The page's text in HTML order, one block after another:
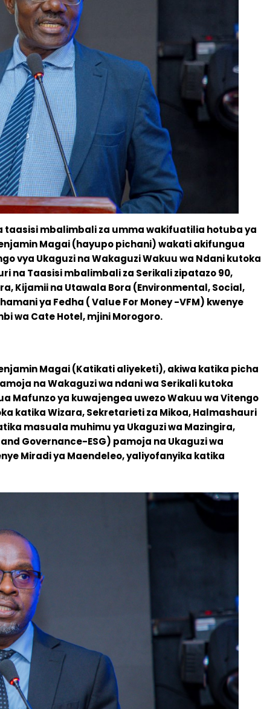
taasisi mbalimbali za umma wakifuatilia hotuba ya
Magai (hayupo pichani) wakati akifungua
vya Ukaguzi na Wakaguzi Wakuu wa Ndani kutoka
na Taasisi mbalimbali za Serikali zipatazo 90,
Kijamii na Utawala Bora (Environmental, Social,
ya Fedha ( Value For Money -VFM) kwenye
wa Cate Hotel, mjini Morogoro.
Magai (Katikati aliyeketi), akiwa katika picha
na Wakaguzi wa ndani wa Serikali kutoka
Mafunzo ya kuwajengea uwezo Wakuu wa Vitengo
katika Wizara, Sekretarieti za Mikoa, Halmashauri
masuala muhimu ya Ukaguzi wa Mazingira,
Governance-ESG) pamoja na Ukaguzi wa
Miradi ya Maendeleo, yaliyofanyika katika